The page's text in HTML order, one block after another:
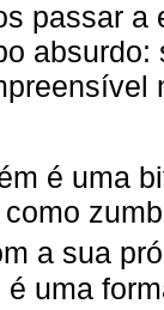
passar a
é uma
a sua
uma